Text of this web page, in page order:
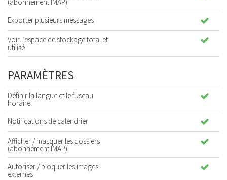
Exporter plusieurs messages
Voir l’espace de stockage total et
utilisé
PARAMÈTRES
Définir la langue et le fuseau
horaire
Notifications de calendrier
Afficher / masquer les dossiers
(abonnement IMAP)
Autoriser / bloquer les images
externes